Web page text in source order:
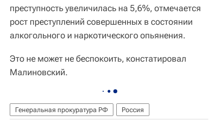
преступность увеличилась на 5,6%, отмечается
рост преступлений совершенных в состоянии
алкогольного и наркотического опьянения.
Это не может не беспокоить, констатировал
Малиновский.
Генеральная прокуратура РФ Россия